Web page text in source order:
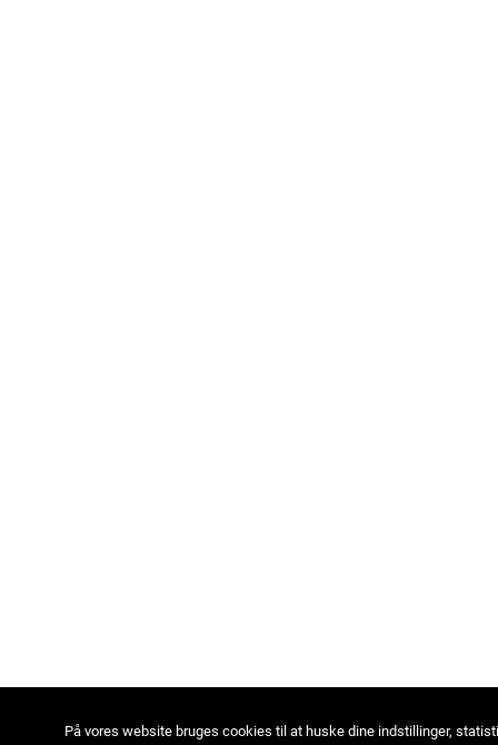
På vores website bruges cookies til at huske dine indstillinger,